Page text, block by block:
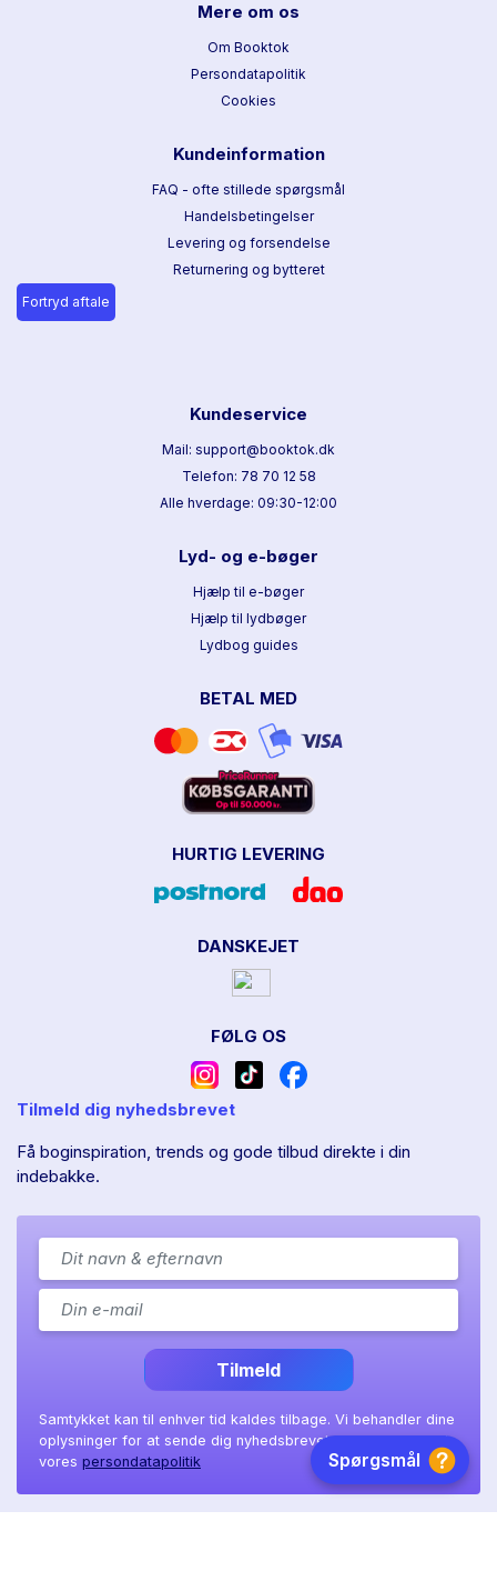
Mere om os
Om Booktok
Persondatapolitik
Cookies
Kundeinformation
FAQ - ofte stillede spørgsmål
Handelsbetingelser
Levering og forsendelse
Returnering og bytteret
Fortryd aftale
Kundeservice
Mail: support@booktok.dk
Telefon: 78 70 12 58
Alle hverdage: 09:30-12:00
Lyd- og e-bøger
Hjælp til e-bøger
Hjælp til lydbøger
Lydbog guides
BETAL MED
HURTIG LEVERING
DANSKEJET
FØLG OS
Tilmeld dig nyhedsbrevet
Få boginspiration, trends og gode tilbud direkte i din
indebakke.
Tilmeld
Samtykket kan til enhver tid kaldes tilbage. Vi behandler dine
oplysninger for at sende dig nyhedsbrevet, som beskrevet i
vores persondatapolitik